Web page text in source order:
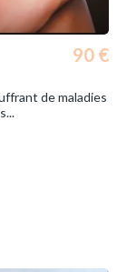
90 €
de maladies